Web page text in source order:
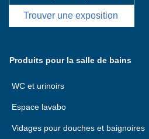
Trouver une exposition
Produits pour la salle de bains
WC et urinoirs
Espace lavabo
Vidages pour douches et baignoires